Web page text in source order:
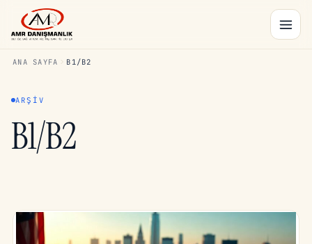
ANA SAYFA B1/B2
ARŞIV
B1/B2